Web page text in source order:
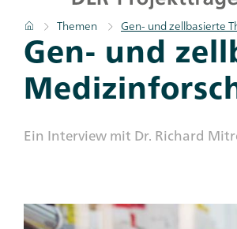
Startseite
Themen Gen- und zellbasierte
Titel
Gen- und
Subtitle
Ein Interview mit Dr. Richard
Teaser